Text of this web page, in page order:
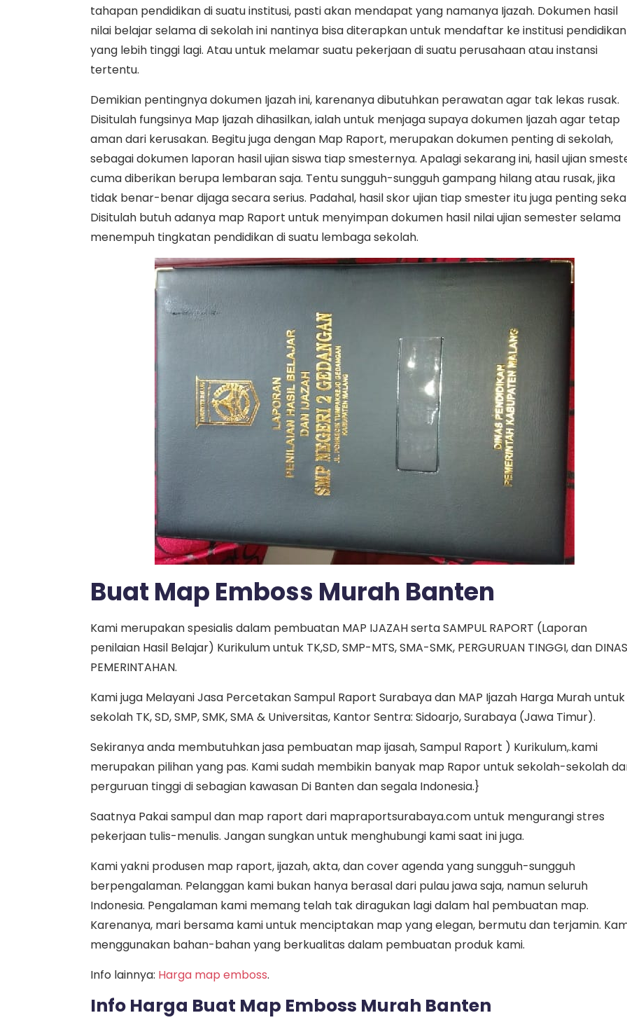
tahapan pendidikan di suatu institusi, pasti akan mendapat yang namanya Ijazah. Dokumen hasil
nilai belajar selama di sekolah ini nantinya bisa diterapkan untuk mendaftar ke institusi pendidikan
yang lebih tinggi lagi. Atau untuk melamar suatu pekerjaan di suatu perusahaan atau instansi
tertentu.
Demikian pentingnya dokumen Ijazah ini, karenanya dibutuhkan perawatan agar tak lekas rusak.
Disitulah fungsinya Map Ijazah dihasilkan, ialah untuk menjaga supaya dokumen Ijazah agar tetap
aman dari kerusakan. Begitu juga dengan Map Raport, merupakan dokumen penting di sekolah,
sebagai dokumen laporan hasil ujian siswa tiap smesternya. Apalagi sekarang ini, hasil ujian
cuma diberikan berupa lembaran saja. Tentu sungguh-sungguh gampang hilang atau rusak, jika
tidak benar-benar dijaga secara serius. Padahal, hasil skor ujian tiap smester itu juga penting
Disitulah butuh adanya map Raport untuk menyimpan dokumen hasil nilai ujian semester selama
menempuh tingkatan pendidikan di suatu lembaga sekolah.
Buat Map Emboss Murah Banten
Kami merupakan spesialis dalam pembuatan MAP IJAZAH serta SAMPUL RAPORT (Laporan
penilaian Hasil Belajar) Kurikulum untuk TK,SD, SMP-MTS, SMA-SMK, PERGURUAN TINGGI, dan DINAS
PEMERINTAHAN.
Kami juga Melayani Jasa Percetakan Sampul Raport Surabaya dan MAP Ijazah Harga Murah untuk
sekolah TK, SD, SMP, SMK, SMA & Universitas, Kantor Sentra: Sidoarjo, Surabaya (Jawa Timur).
Sekiranya anda membutuhkan jasa pembuatan map ijasah, Sampul Raport ) Kurikulum,.kami
merupakan pilihan yang pas. Kami sudah membikin banyak map Rapor untuk sekolah-sekolah
perguruan tinggi di sebagian kawasan Di Banten dan segala Indonesia.}
Saatnya Pakai sampul dan map raport dari mapraportsurabaya.com untuk mengurangi stres
pekerjaan tulis-menulis. Jangan sungkan untuk menghubungi kami saat ini juga.
Kami yakni produsen map raport, ijazah, akta, dan cover agenda yang sungguh-sungguh
berpengalaman. Pelanggan kami bukan hanya berasal dari pulau jawa saja, namun seluruh
Indonesia. Pengalaman kami memang telah tak diragukan lagi dalam hal pembuatan map.
Karenanya, mari bersama kami untuk menciptakan map yang elegan, bermutu dan terjamin.
menggunakan bahan-bahan yang berkualitas dalam pembuatan produk kami.
Info lainnya: Harga map emboss.
Info Harga Buat Map Emboss Murah Banten